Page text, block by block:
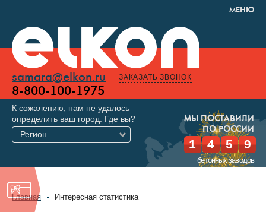
МЕНЮ
samara@elkon.ru
8-800-100-1975
ЗАКАЗАТЬ ЗВОНОК
МЫ ПОСТАВИЛИ
ПО РОССИИ
1 4 5 9
бетонных заводов
К сожалению, нам не удалось
определить ваш город. Где вы?
Регион
Главная Интересная статистика